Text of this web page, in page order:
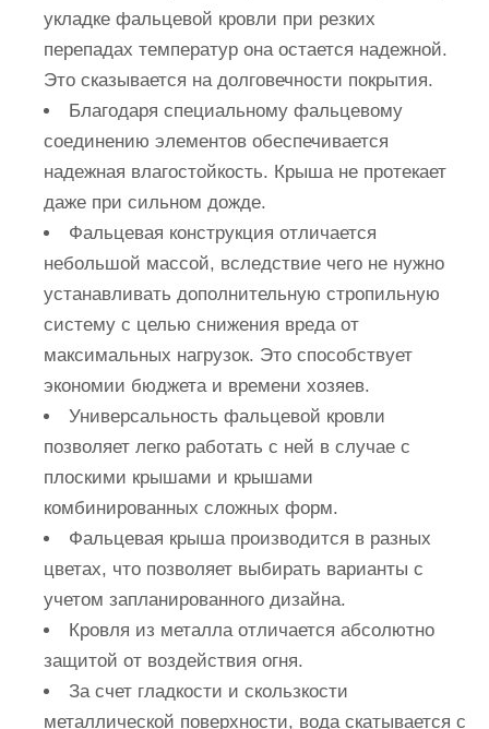
укладке фальцевой кровли при резких
перепадах температур она остается надежной.
Это сказывается на долговечности покрытия.
Благодаря специальному фальцевому
соединению элементов обеспечивается
надежная влагостойкость. Крыша не протекает
даже при сильном дожде.
Фальцевая конструкция отличается
небольшой массой, вследствие чего не нужно
устанавливать дополнительную стропильную
систему с целью снижения вреда от
максимальных нагрузок. Это способствует
экономии бюджета и времени хозяев.
Универсальность фальцевой кровли
позволяет легко работать с ней в случае с
плоскими крышами и крышами
комбинированных сложных форм.
Фальцевая крыша производится в разных
цветах, что позволяет выбирать варианты с
учетом запланированного дизайна.
Кровля из металла отличается абсолютно
защитой от воздействия огня.
За счет гладкости и скользкости
металлической поверхности, вода скатывается с